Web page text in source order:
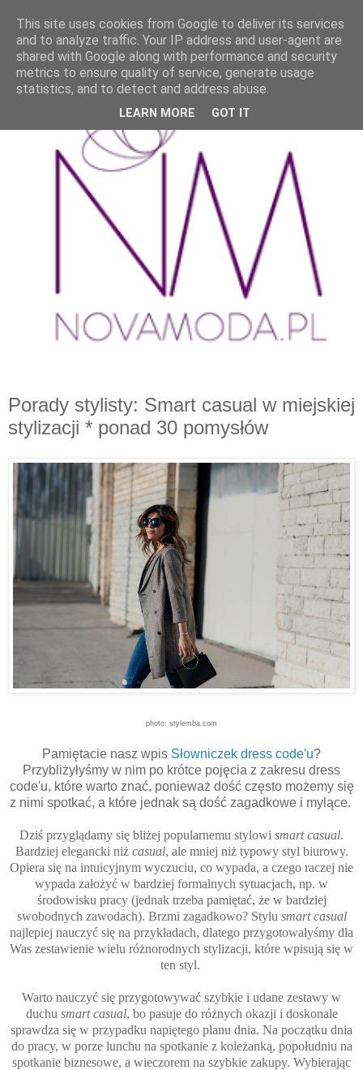
Porady stylisty: Smart casual w miejskiej
stylizacji * ponad 30 pomysłów
photo: stylemba.com
Pamiętacie nasz wpis Słowniczek dress code'u?
Przybliżyłyśmy w nim po krótce pojęcia z zakresu dress
code'u, które warto znać, ponieważ dość często możemy się
z nimi spotkać, a które jednak są dość zagadkowe i mylące.
Dziś przyglądamy się bliżej popularnemu stylowi smart casual.
Bardziej elegancki niż casual, ale mniej niż typowy styl biurowy.
Opiera się na intuicyjnym wyczuciu, co wypada, a czego raczej nie
wypada założyć w bardziej formalnych sytuacjach, np. w
środowisku pracy (jednak trzeba pamiętać, że w bardziej
swobodnych zawodach). Brzmi zagadkowo? Stylu smart casual
najlepiej nauczyć się na przykładach, dlatego przygotowałyśmy dla
Was zestawienie wielu różnorodnych stylizacji, które wpisują się w
ten styl.
Warto nauczyć się przygotowywać szybkie i udane zestawy w
duchu smart casual, bo pasuje do różnych okazji i doskonale
sprawdza się w przypadku napiętego planu dnia. Na początku dnia
do pracy, w porze lunchu na spotkanie z koleżanką, popołudniu na
spotkanie biznesowe, a wieczorem na szybkie zakupy. Wybierając
This site uses cookies from Google to deliver its services
and to analyze traffic. Your IP address and user-agent are
shared with Google along with performance and security
metrics to ensure quality of service, generate usage
statistics, and to detect and address abuse.
LEARN MORE GOT IT